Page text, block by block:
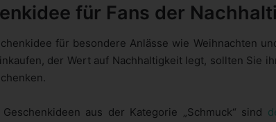
für Fans der
für besondere Anlässe wie Weihnachten
der Wert auf Nachhaltigkeit legt, sollten Sie
aus der Kategorie „Schmuck“ sind